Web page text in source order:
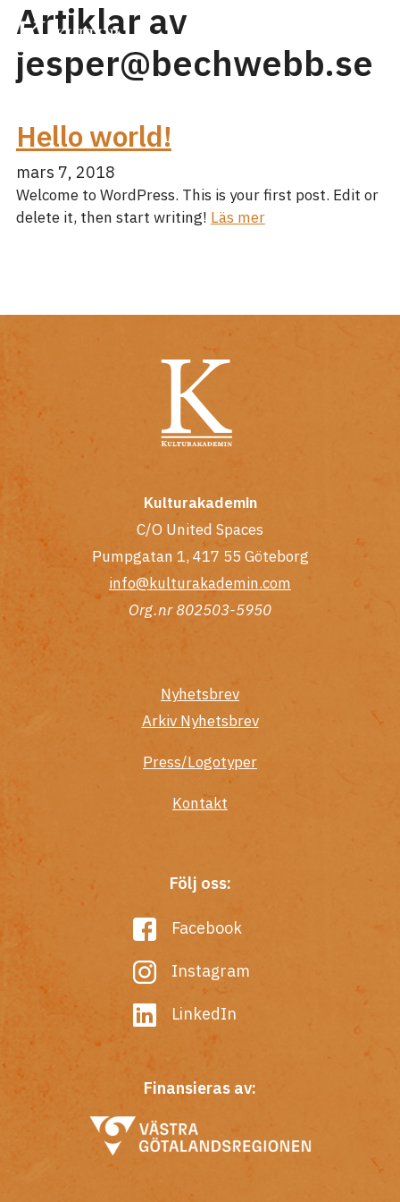
Artiklar av
jesper@bechwebb.se
Hello world!
mars 7, 2018
Welcome to WordPress. This is your first post. Edit or
delete it, then start writing! Läs mer
Kulturakademin
C/O United Spaces
Pumpgatan 1, 417 55 Göteborg
info@kulturakademin.com
Org.nr 802503-5950
Nyhetsbrev
Arkiv Nyhetsbrev
Press/Logotyper
Kontakt
Följ oss:
Facebook
Instagram
LinkedIn
Finansieras av: